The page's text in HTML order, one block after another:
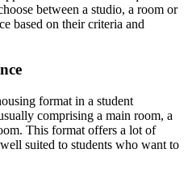
between a studio, a room or
based on their criteria and
format in a student
comprising a main room, a
This format offers a lot of
suited to students who want to